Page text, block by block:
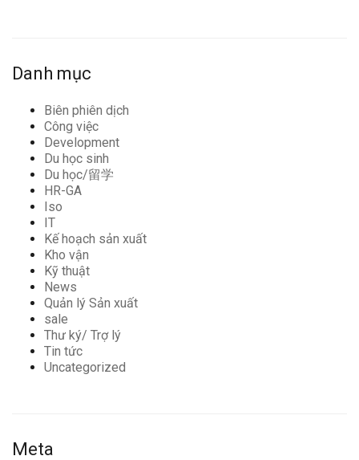
Danh mục
Biên phiên dịch
Công việc
Development
Du học sinh
Du học/留学
HR-GA
Iso
IT
Kế hoạch sản xuất
Kho vận
Kỹ thuật
News
Quản lý Sản xuất
sale
Thư ký/ Trợ lý
Tin tức
Uncategorized
Meta